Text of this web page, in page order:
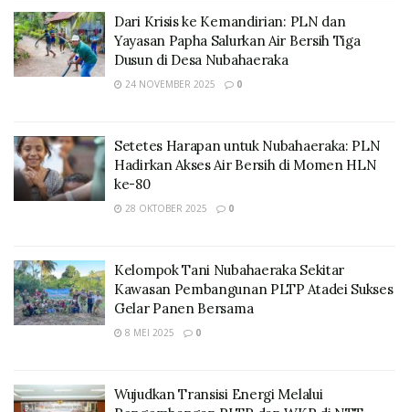
Dari Krisis ke Kemandirian: PLN dan
Yayasan Papha Salurkan Air Bersih Tiga
Dusun di Desa Nubahaeraka
24 NOVEMBER 2025 0
Setetes Harapan untuk Nubahaeraka: PLN
Hadirkan Akses Air Bersih di Momen HLN
ke-80
28 OKTOBER 2025 0
Kelompok Tani Nubahaeraka Sekitar
Kawasan Pembangunan PLTP Atadei Sukses
Gelar Panen Bersama
8 MEI 2025 0
Wujudkan Transisi Energi Melalui